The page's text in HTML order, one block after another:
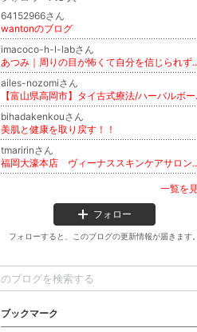
64152966さん
wantonのブログ
imacoco-h-l-labさん
あつみ｜周りの目が怖くて自分を信じられず動
ailes-nozomiさん
【富山県
bihadakenkouさん
美肌と健康を取り戻す！！
tmaririnさん
福岡大濠本店 ヴィーナススキ
一覧を
フォロー
フォローすると、このブログの更新情報が届きます
ブックマーク